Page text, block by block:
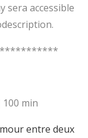
sera accessible
min
entre deux